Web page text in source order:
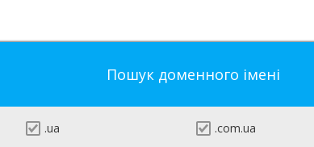
Пошук доменного імені
.ua .com.ua